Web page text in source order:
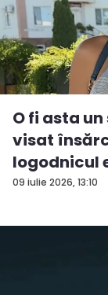
09 iulie 2026, 13:10
O fi asta
visat
logodnicul